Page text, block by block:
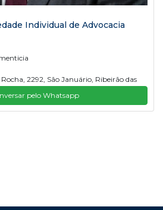
Individual de Advocacia
2292, São Januário, Ribeirão das
pelo Whatsapp